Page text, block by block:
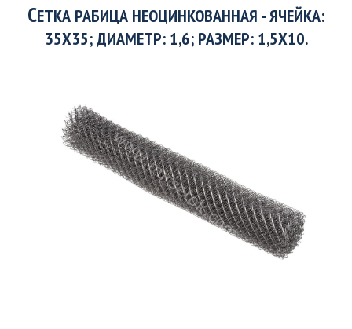
СЕТКА РАБИЦА НЕОЦИНКОВАННАЯ - ЯЧЕЙКА:
35X35; ДИАМЕТР: 1,6; РАЗМЕР: 1,5X10.